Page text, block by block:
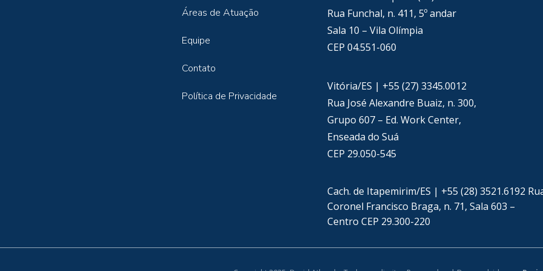
Áreas de Atuação
Equipe
Contato
Política de Privacidade
Rua Funchal, n. 411, 5º andar
Sala 10 – Vila Olímpia
CEP 04.551-060
Vitória/ES | +55 (27) 3345.0012
Rua José Alexandre Buaiz, n. 300,
Grupo 607 – Ed. Work Center,
Enseada do Suá
CEP 29.050-545
Cach. de Itapemirim/ES | +55 (28) 3521.6192
Coronel Francisco Braga, n. 71, Sala 603 –
Centro CEP 29.300-220